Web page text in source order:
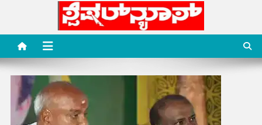
content
Special News Media
Special News Media